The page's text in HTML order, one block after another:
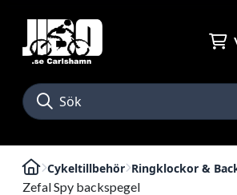
Cykeltillbehör Ringklockor &
Zefal Spy backspegel